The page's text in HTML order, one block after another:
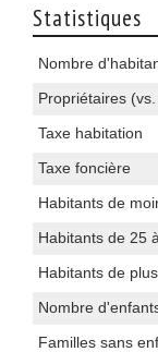
Statistiques
Nombre
Propriétaires
Taxe habitation
Taxe foncière
Habitants de
Habitants de 25
Habitants de
Nombre
Familles sans